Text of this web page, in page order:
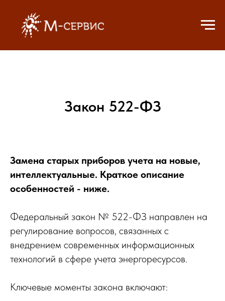
Закон 522-ФЗ
Замена старых приборов учета на новые,
интеллектуальные. Краткое описание
особенностей - ниже.
Федеральный закон № 522-ФЗ направлен на
регулирование вопросов, связанных с
внедрением современных информационных
технологий в сфере учета энергоресурсов.
Ключевые моменты закона включают: